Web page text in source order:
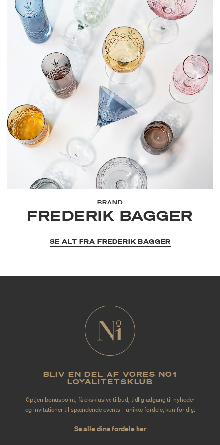
BRAND
FREDERIK BAGGER
SE ALT FRA FREDERIK BAGGER
BLIV EN DEL AF VORES NO1
LOYALITETSKLUB
Optjen bonuspoint, få eksklusive tilbud, tidlig adgang til nyheder
og invitationer til spændende events - unikke fordele, kun for dig.
Se alle dine fordele her